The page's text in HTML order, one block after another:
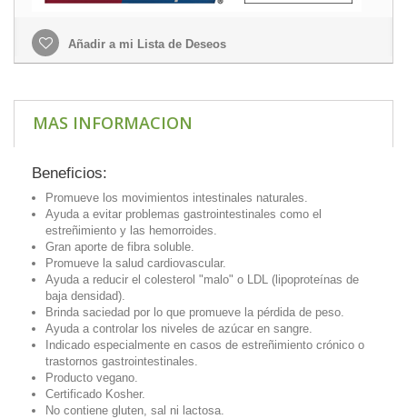
Añadir a mi Lista de Deseos
MAS INFORMACION
Beneficios:
Promueve los movimientos intestinales naturales.
Ayuda a evitar problemas gastrointestinales como el
estreñimiento y las hemorroides.
Gran aporte de fibra soluble.
Promueve la salud cardiovascular.
Ayuda a reducir el colesterol "malo" o LDL (lipoproteínas de
baja densidad).
Brinda saciedad por lo que promueve la pérdida de peso.
Ayuda a controlar los niveles de azúcar en sangre.
Indicado especialmente en casos de estreñimiento crónico o
trastornos gastrointestinales.
Producto vegano.
Certificado Kosher.
No contiene gluten, sal ni lactosa.